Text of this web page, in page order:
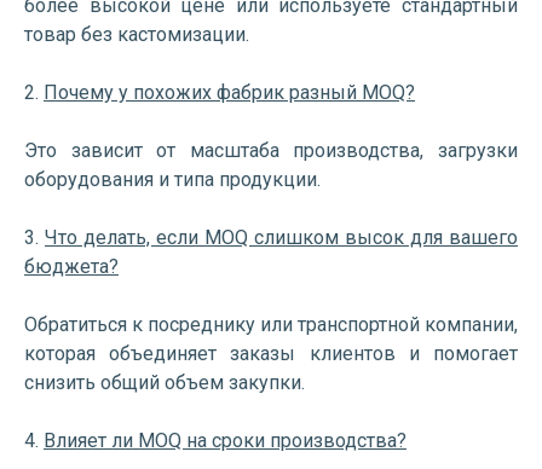
более высокой цене или используете стандартный
товар без кастомизации.
2. Почему у похожих фабрик разный MOQ?
Это зависит от масштаба производства, загрузки
оборудования и типа продукции.
3. Что делать, если MOQ слишком высок для вашего
бюджета?
Обратиться к посреднику или транспортной компании,
которая объединяет заказы клиентов и помогает
снизить общий объем закупки.
4. Влияет ли MOQ на сроки производства?